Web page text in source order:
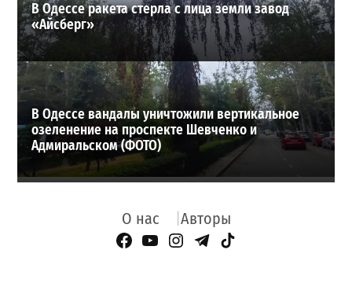
В Одессе ракета стерла с лица земли завод
«Айсберг»
В Одессе вандалы уничтожили вертикальное
озеленение на проспекте Шевченко и
Адмиральском (ФОТО)
О нас Авторы
Facebook Page
YouTube
Instagram
Telegram
TikTok